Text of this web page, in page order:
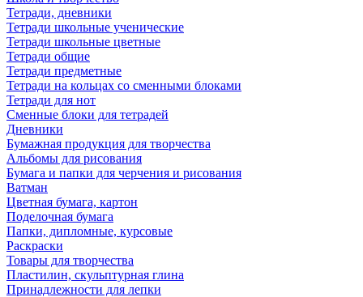
Тетради, дневники
Тетради школьные ученические
Тетради школьные цветные
Тетради общие
Тетради предметные
Тетради на кольцах со сменными блоками
Тетради для нот
Сменные блоки для тетрадей
Дневники
Бумажная продукция для творчества
Альбомы для рисования
Бумага и папки для черчения и рисования
Ватман
Цветная бумага, картон
Поделочная бумага
Папки, дипломные, курсовые
Раскраски
Товары для творчества
Пластилин, скульптурная глина
Принадлежности для лепки